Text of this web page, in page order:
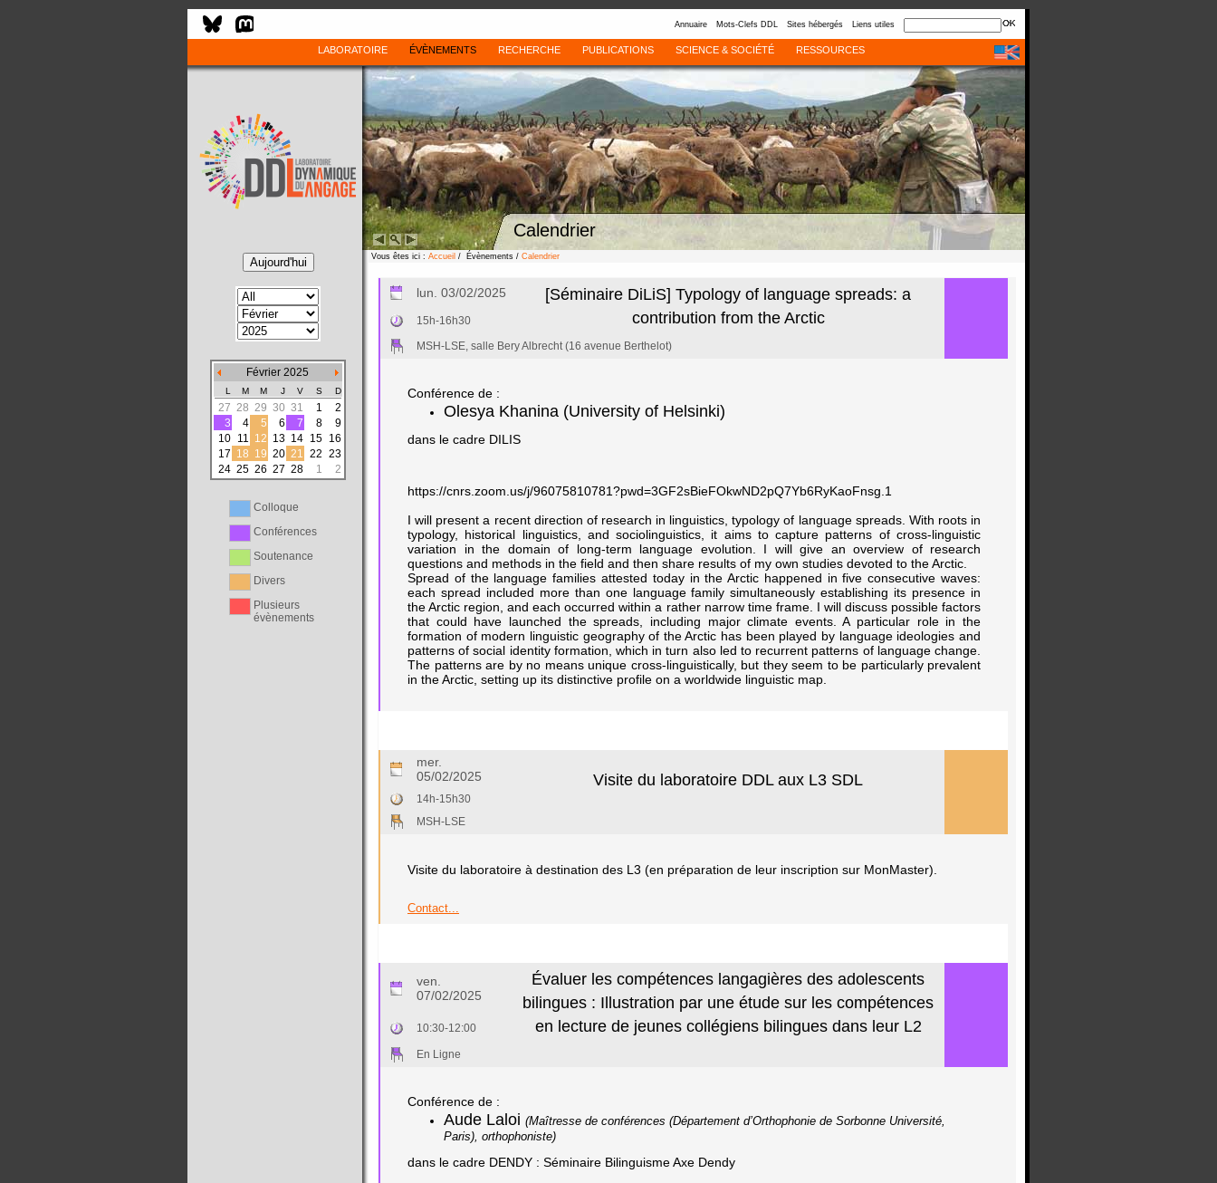
Annuaire Mots-Clefs DDL Sites hébergés Liens utiles
LABORATOIRE ÉVÈNEMENTS RECHERCHE PUBLICATIONS SCIENCE & SOCIÉTÉ RESSOURCES
Calendrier
Février 2025
L M M J V S D
27 28 29 30 31 1
2
3
4 5 6 7 8
9
10 11 12 13 14 15 16
17 18 19 20 21 22 23
24 25 26 27 28 1 2
Colloque
Conférences
Soutenance
Divers
Plusieurs
évènements
Vous êtes ici : Accueil / Évènements / Calendrier
lun. 03/02/2025
[Séminaire DiLiS] Typology of language spreads: a
contribution from the Arctic
15h-16h30
MSH-LSE, salle Bery Albrecht (16 avenue Berthelot)
Conférence de :
Olesya Khanina (University of Helsinki)
dans le cadre DILIS
https://cnrs.zoom.us/j/96075810781?pwd=3GF2sBieFOkwND2pQ7Yb6RyKaoFnsg.1
I will present a recent direction of research in linguistics, typology of language spreads. With roots in
typology, historical linguistics, and sociolinguistics, it aims to capture patterns of cross-linguistic
variation in the domain of long-term language evolution. I will give an overview of research
questions and methods in the field and then share results of my own studies devoted to the Arctic.
Spread of the language families attested today in the Arctic happened in five consecutive waves:
each spread included more than one language family simultaneously establishing its presence in
the Arctic region, and each occurred within a rather narrow time frame. I will discuss possible factors
that could have launched the spreads, including major climate events. A particular role in the
formation of modern linguistic geography of the Arctic has been played by language ideologies and
patterns of social identity formation, which in turn also led to recurrent patterns of language change.
The patterns are by no means unique cross-linguistically, but they seem to be particularly prevalent
in the Arctic, setting up its distinctive profile on a worldwide linguistic map.
mer.
05/02/2025
Visite du laboratoire DDL aux L3 SDL
14h-15h30
MSH-LSE
Visite du laboratoire à destination des L3 (en préparation de leur inscription sur MonMaster).
Contact...
ven.
07/02/2025
Évaluer les compétences langagières des adolescents
bilingues : Illustration par une étude sur les compétences
en lecture de jeunes collégiens bilingues dans leur L2
10:30-12:00
En Ligne
Conférence de :
Aude Laloi (Maîtresse de conférences (Département d’Orthophonie de Sorbonne Université,
Paris), orthophoniste)
dans le cadre DENDY : Séminaire Bilinguisme Axe Dendy